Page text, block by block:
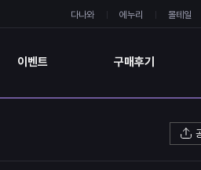
다나와 에누리 몰테일
이벤트 구매후기